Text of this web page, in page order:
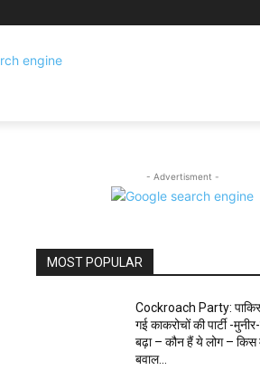
- Advertisment -
MOST POPULAR
Cockroach Party:
गई काकरोचों की पार्टी -
बढ़ा – कौन हैं ये लोग –
बवाल...